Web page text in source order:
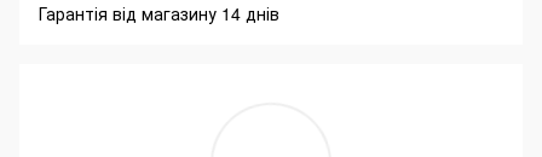
Гарантія від магазину 14 днів